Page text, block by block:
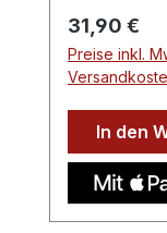
Regulärer
31,90 €
Preise inkl.
In den